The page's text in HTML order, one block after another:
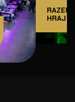
RAZER
HRAJ